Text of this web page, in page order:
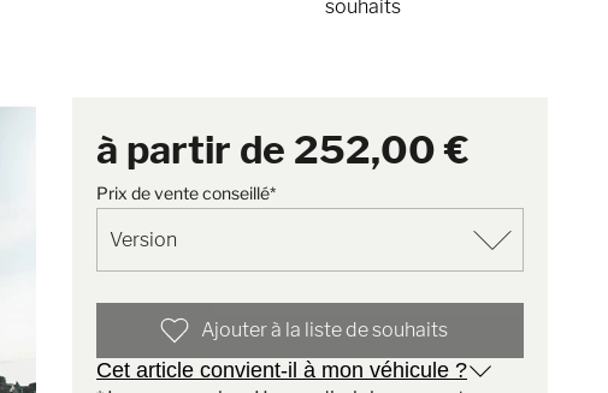
souhaits
à partir de 252,00 €
Prix de vente conseillé*
Ajouter à la liste de souhaits
Cet article convient-il à mon véhicule ?